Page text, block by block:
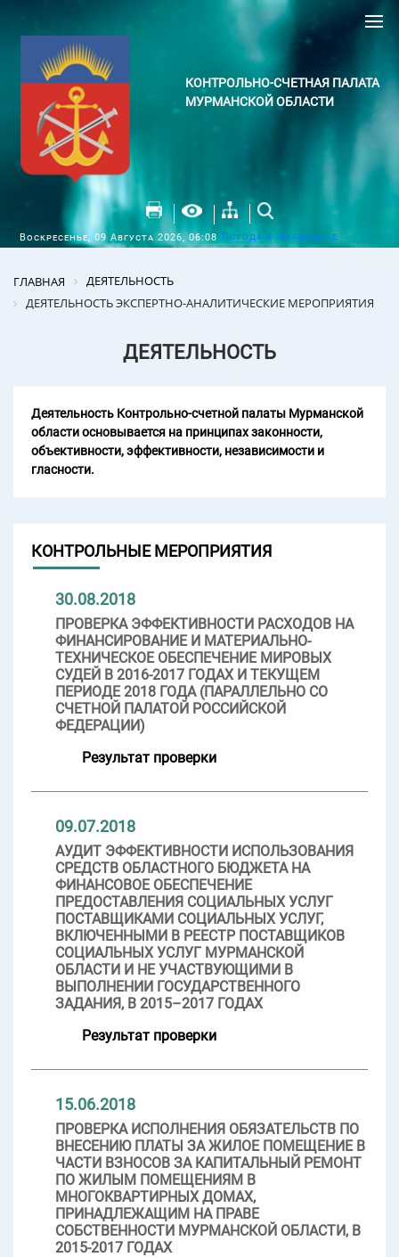
КОНТРОЛЬНО-СЧЕТНАЯ ПАЛАТА
МУРМАНСКОЙ ОБЛАСТИ
Воскресенье, 09 Августа 2026, 06:08 Погода в Мурманске
ГЛАВНАЯ
ДЕЯТЕЛЬНОСТЬ
ДЕЯТЕЛЬНОСТЬ ЭКСПЕРТНО-АНАЛИТИЧЕСКИЕ МЕРОПРИЯТИЯ
ДЕЯТЕЛЬНОСТЬ
Деятельность Контрольно-счетной палаты Мурманской
области основывается на принципах законности,
объективности, эффективности, независимости и
гласности.
КОНТРОЛЬНЫЕ МЕРОПРИЯТИЯ
30.08.2018
ПРОВЕРКА ЭФФЕКТИВНОСТИ РАСХОДОВ НА
ФИНАНСИРОВАНИЕ И МАТЕРИАЛЬНО-
ТЕХНИЧЕСКОЕ ОБЕСПЕЧЕНИЕ МИРОВЫХ
СУДЕЙ В 2016-2017 ГОДАХ И ТЕКУЩЕМ
ПЕРИОДЕ 2018 ГОДА (ПАРАЛЛЕЛЬНО СО
СЧЕТНОЙ ПАЛАТОЙ РОССИЙСКОЙ
ФЕДЕРАЦИИ)
Результат проверки
09.07.2018
АУДИТ ЭФФЕКТИВНОСТИ ИСПОЛЬЗОВАНИЯ
СРЕДСТВ ОБЛАСТНОГО БЮДЖЕТА НА
ФИНАНСОВОЕ ОБЕСПЕЧЕНИЕ
ПРЕДОСТАВЛЕНИЯ СОЦИАЛЬНЫХ УСЛУГ
ПОСТАВЩИКАМИ СОЦИАЛЬНЫХ УСЛУГ,
ВКЛЮЧЕННЫМИ В РЕЕСТР ПОСТАВЩИКОВ
СОЦИАЛЬНЫХ УСЛУГ МУРМАНСКОЙ
ОБЛАСТИ И НЕ УЧАСТВУЮЩИМИ В
ВЫПОЛНЕНИИ ГОСУДАРСТВЕННОГО
ЗАДАНИЯ, В 2015–2017 ГОДАХ
Результат проверки
15.06.2018
ПРОВЕРКА ИСПОЛНЕНИЯ ОБЯЗАТЕЛЬСТВ ПО
ВНЕСЕНИЮ ПЛАТЫ ЗА ЖИЛОЕ ПОМЕЩЕНИЕ В
ЧАСТИ ВЗНОСОВ ЗА КАПИТАЛЬНЫЙ РЕМОНТ
ПО ЖИЛЫМ ПОМЕЩЕНИЯМ В
МНОГОКВАРТИРНЫХ ДОМАХ,
ПРИНАДЛЕЖАЩИМ НА ПРАВЕ
СОБСТВЕННОСТИ МУРМАНСКОЙ ОБЛАСТИ, В
2015-2017 ГОДАХ